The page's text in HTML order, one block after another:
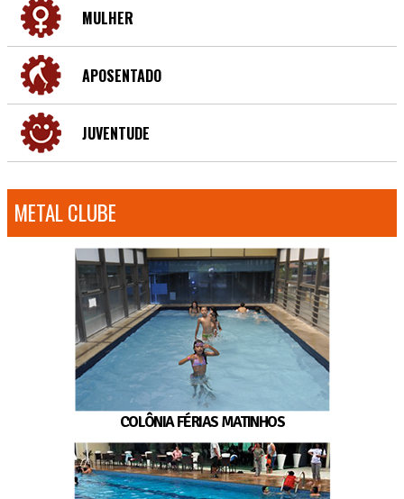
MULHER
APOSENTADO
JUVENTUDE
METAL CLUBE
COLÔNIA FÉRIAS MATINHOS